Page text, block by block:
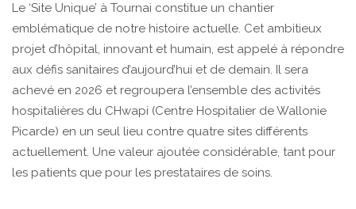
Le ‘Site Unique’ à Tournai constitue un chantier
emblématique de notre histoire actuelle. Cet ambitieux
projet d’hôpital, innovant et humain, est appelé à répondre
aux défis sanitaires d’aujourd’hui et de demain. Il sera
achevé en 2026 et regroupera l’ensemble des activités
hospitalières du CHwapi (Centre Hospitalier de Wallonie
Picarde) en un seul lieu contre quatre sites différents
actuellement. Une valeur ajoutée considérable, tant pour
les patients que pour les prestataires de soins.